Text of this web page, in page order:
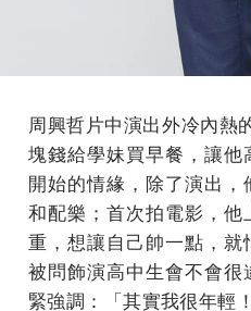
周興哲片中演出外冷內熱
塊錢給學妹買早餐，讓
開始的情緣，除了演出
和配樂；首次拍電影，
重，想讓自己帥一點，就
被問飾演高中生會不會
緊強調：「其實我很年輕